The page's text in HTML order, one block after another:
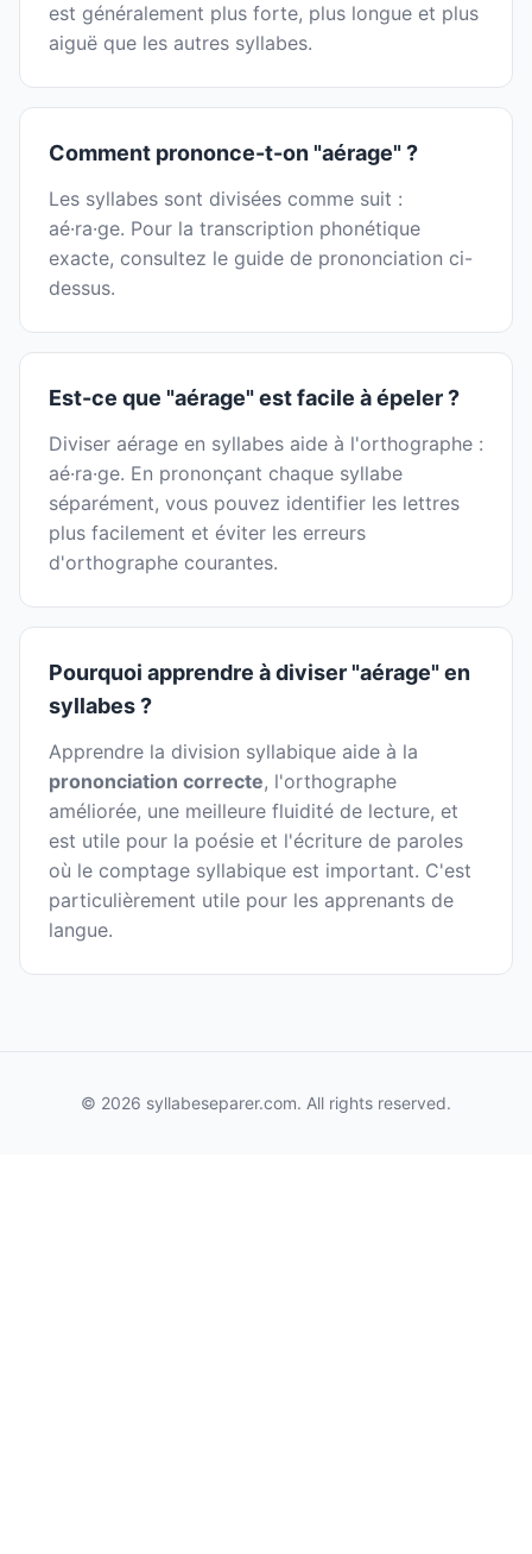
est généralement plus forte, plus longue et plus
aiguë que les autres syllabes.
Comment prononce-t-on "aérage" ?
Les syllabes sont divisées comme suit :
aé·ra·ge. Pour la transcription phonétique
exacte, consultez le guide de prononciation ci-
dessus.
Est-ce que "aérage" est facile à épeler ?
Diviser aérage en syllabes aide à l'orthographe :
aé·ra·ge. En prononçant chaque syllabe
séparément, vous pouvez identifier les lettres
plus facilement et éviter les erreurs
d'orthographe courantes.
Pourquoi apprendre à diviser "aérage" en
syllabes ?
Apprendre la division syllabique aide à la
prononciation correcte, l'orthographe
améliorée, une meilleure fluidité de lecture, et
est utile pour la poésie et l'écriture de paroles
où le comptage syllabique est important. C'est
particulièrement utile pour les apprenants de
langue.
© 2026 syllabeseparer.com. All rights reserved.